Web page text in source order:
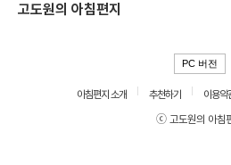
고도원의 아침편지
PC 버전
아침편지 소개 추천하기 이용약
ⓒ 고도원의 아침